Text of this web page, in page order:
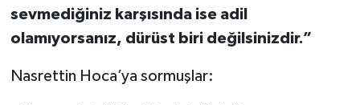
sevmediğiniz karşısında ise adil
olamıyorsanız, dürüst biri değilsinizdir.”
Nasrettin Hoca’ya sormuşlar: